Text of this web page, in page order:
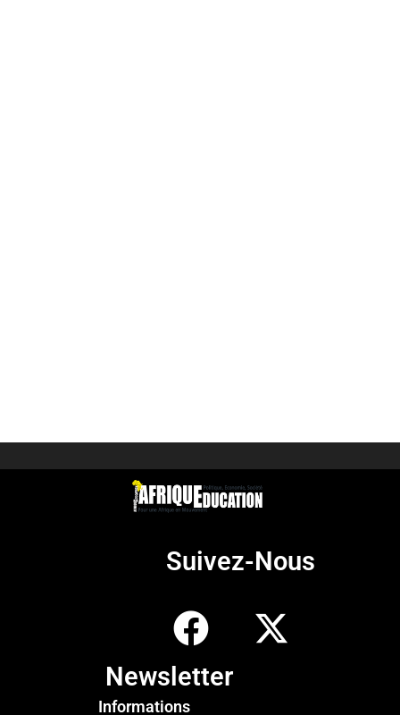
Suivez-Nous
Newsletter
Informations